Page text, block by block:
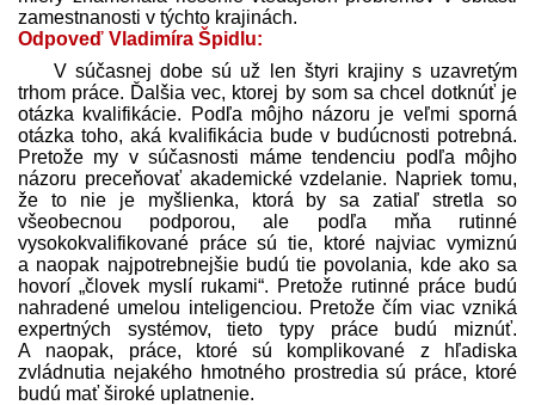
zamestnanosti v týchto krajinách.
Odpoveď Vladimíra Špidlu:
V súčasnej dobe sú už len štyri krajiny s uzavretým
trhom práce. Ďalšia vec, ktorej by som sa chcel dotknúť je
otázka kvalifikácie. Podľa môjho názoru je veľmi sporná
otázka toho, aká kvalifikácia bude v budúcnosti potrebná.
Pretože my v súčasnosti máme tendenciu podľa môjho
názoru preceňovať akademické vzdelanie. Napriek tomu,
že to nie je myšlienka, ktorá by sa zatiaľ stretla so
všeobecnou podporou, ale podľa mňa rutinné
vysokokvalifikované práce sú tie, ktoré najviac vymiznú
a naopak najpotrebnejšie budú tie povolania, kde ako sa
hovorí „človek myslí rukami“. Pretože rutinné práce budú
nahradené umelou inteligenciou. Pretože čím viac vzniká
expertných systémov, tieto typy práce budú miznúť.
A naopak, práce, ktoré sú komplikované z hľadiska
zvládnutia nejakého hmotného prostredia sú práce, ktoré
budú mať široké uplatnenie.